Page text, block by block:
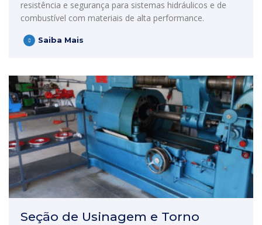
resistência e segurança para sistemas hidráulicos e de
combustível com materiais de alta performance.
Saiba Mais
Seção de Usinagem e Torno